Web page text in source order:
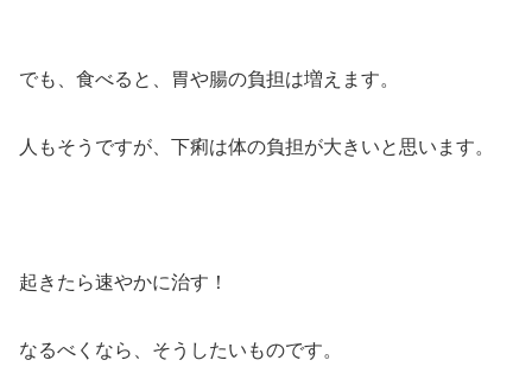
でも、食べると、胃や腸の負担は増えます。
人もそうですが、下痢は体の負担が大きいと思います。
起きたら速やかに治す！
なるべくなら、そうしたいものです。